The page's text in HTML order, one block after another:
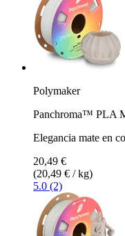
Polymaker
Panchroma™ PLA
Elegancia mate en
20,49 €
(20,49 € / kg)
5.0 (2)